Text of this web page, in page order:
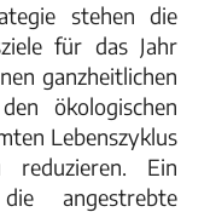
stehen die
für das Jahr
ganzheitlichen
ökologischen
Lebenszyklus
Ein
angestrebte